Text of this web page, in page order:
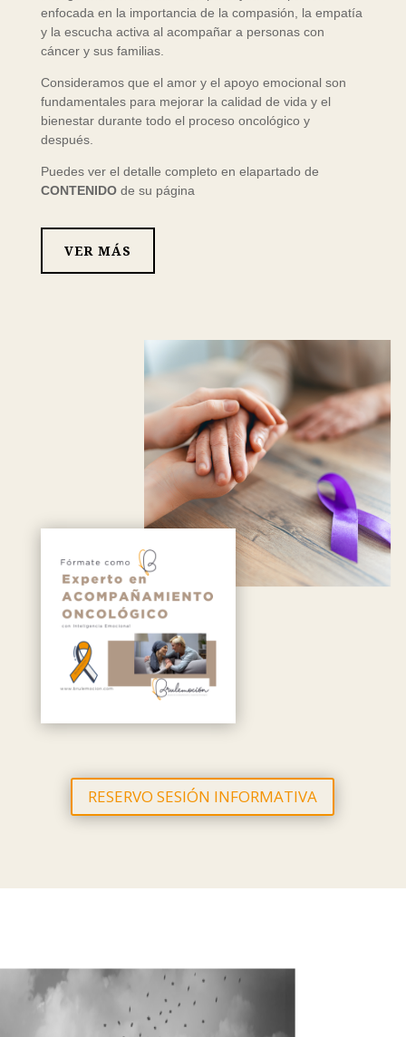
enfocada en la importancia de la compasión, la empatía
y la escucha activa al acompañar a personas con
cáncer y sus familias.
Consideramos que el amor y el apoyo emocional son
fundamentales para mejorar la calidad de vida y el
bienestar durante todo el proceso oncológico y
después.
Puedes ver el detalle completo en elapartado de
CONTENIDO de su página
VER MÁS
RESERVO SESIÓN INFORMATIVA